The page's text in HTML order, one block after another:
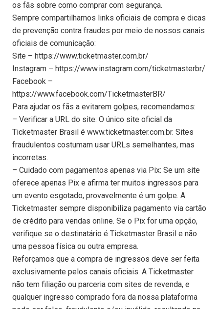
os fãs sobre como comprar com segurança.
Sempre compartilhamos links oficiais de compra e dicas
de prevenção contra fraudes por meio de nossos canais
oficiais de comunicação:
Site – https://www.ticketmaster.com.br/
Instagram – https://www.instagram.com/ticketmasterbr/
Facebook –
https://www.facebook.com/TicketmasterBR/
Para ajudar os fãs a evitarem golpes, recomendamos:
– Verificar a URL do site: O único site oficial da
Ticketmaster Brasil é www.ticketmaster.com.br. Sites
fraudulentos costumam usar URLs semelhantes, mas
incorretas.
– Cuidado com pagamentos apenas via Pix: Se um site
oferece apenas Pix e afirma ter muitos ingressos para
um evento esgotado, provavelmente é um golpe. A
Ticketmaster sempre disponibiliza pagamento via cartão
de crédito para vendas online. Se o Pix for uma opção,
verifique se o destinatário é Ticketmaster Brasil e não
uma pessoa física ou outra empresa.
Reforçamos que a compra de ingressos deve ser feita
exclusivamente pelos canais oficiais. A Ticketmaster
não tem filiação ou parceria com sites de revenda, e
qualquer ingresso comprado fora da nossa plataforma